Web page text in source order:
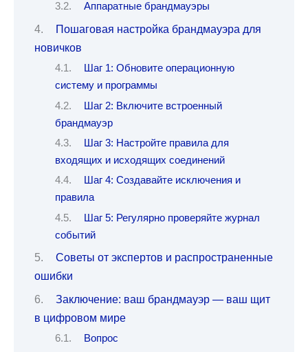
Аппаратные брандмауэры
Пошаговая настройка брандмауэра для
новичков
Шаг 1: Обновите операционную
систему и программы
Шаг 2: Включите встроенный
брандмауэр
Шаг 3: Настройте правила для
входящих и исходящих соединений
Шаг 4: Создавайте исключения и
правила
Шаг 5: Регулярно проверяйте журнал
событий
Советы от экспертов и распространенные
ошибки
Заключение: ваш брандмауэр — ваш щит
в цифровом мире
Вопрос